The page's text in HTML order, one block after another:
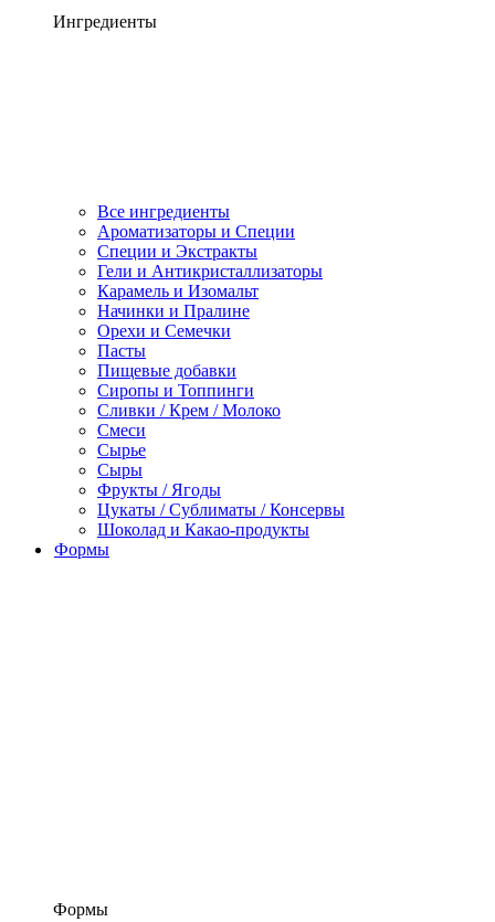
Ингредиенты
Все ингредиенты
Ароматизаторы и Специи
Специи и Экстракты
Гели и Антикристаллизаторы
Карамель и Изомальт
Начинки и Пралине
Орехи и Семечки
Пасты
Пищевые добавки
Сиропы и Топпинги
Сливки / Крем / Молоко
Смеси
Сырье
Сыры
Фрукты / Ягоды
Цукаты / Сублиматы / Консервы
Шоколад и Какао-продукты
Формы
Формы